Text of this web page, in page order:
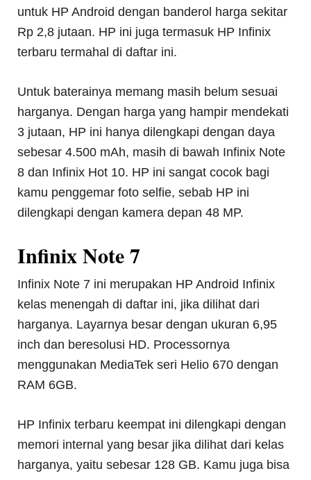
untuk HP Android dengan banderol harga sekitar
Rp 2,8 jutaan. HP ini juga termasuk HP Infinix
terbaru termahal di daftar ini.
Untuk baterainya memang masih belum sesuai
harganya. Dengan harga yang hampir mendekati
3 jutaan, HP ini hanya dilengkapi dengan daya
sebesar 4.500 mAh, masih di bawah Infinix Note
8 dan Infinix Hot 10. HP ini sangat cocok bagi
kamu penggemar foto selfie, sebab HP ini
dilengkapi dengan kamera depan 48 MP.
Infinix Note 7
Infinix Note 7 ini merupakan HP Android Infinix
kelas menengah di daftar ini, jika dilihat dari
harganya. Layarnya besar dengan ukuran 6,95
inch dan beresolusi HD. Processornya
menggunakan MediaTek seri Helio 670 dengan
RAM 6GB.
HP Infinix terbaru keempat ini dilengkapi dengan
memori internal yang besar jika dilihat dari kelas
harganya, yaitu sebesar 128 GB. Kamu juga bisa